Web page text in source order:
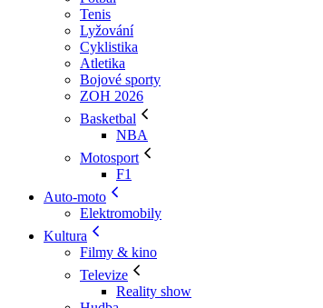
Tenis
Lyžování
Cyklistika
Atletika
Bojové sporty
ZOH 2026
Basketbal
NBA
Motosport
F1
Auto-moto
Elektromobily
Kultura
Filmy & kino
Televize
Reality show